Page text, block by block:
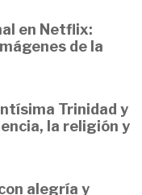
en Netflix:
de la
Trinidad y
la religión y
alegría y